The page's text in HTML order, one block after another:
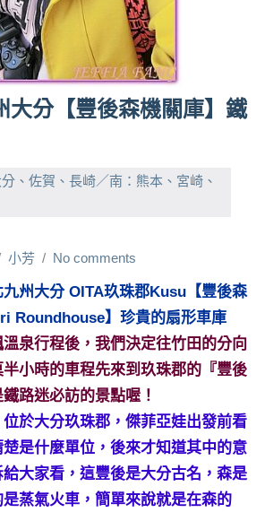
分【豐後森機關庫】鐵
、佐賀、長崎／南：熊本、宮崎、
小芳 No comments
州大分 OITA玖珠郡Kusu【豐後森
Roundhouse】珍貴的扇形車庫
泉行程後，我們決定往竹田的分向
小時的車程先來到玖珠郡的『豐後
路迷必訪的景點喔！
位於大分玖珠郡，傑菲亞娃出發前看
是什麼單位，後來才知道其中的意
大家看，這豐後是大分古名，森是
蒸氣火車，簡單來說就是在森的